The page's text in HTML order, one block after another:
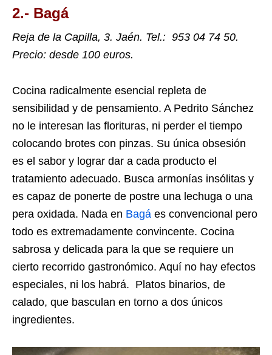
2.- Bagá
Reja de la Capilla, 3. Jaén. Tel.: 953 04 74 50.
Precio: desde 100 euros.
Cocina radicalmente esencial repleta de
sensibilidad y de pensamiento. A Pedrito Sánchez
no le interesan las florituras, ni perder el tiempo
colocando brotes con pinzas. Su única obsesión
es el sabor y lograr dar a cada producto el
tratamiento adecuado. Busca armonías insólitas y
es capaz de ponerte de postre una lechuga o una
pera oxidada. Nada en Bagá es convencional pero
todo es extremadamente convincente. Cocina
sabrosa y delicada para la que se requiere un
cierto recorrido gastronómico. Aquí no hay efectos
especiales, ni los habrá. Platos binarios, de
calado, que basculan en torno a dos únicos
ingredientes.